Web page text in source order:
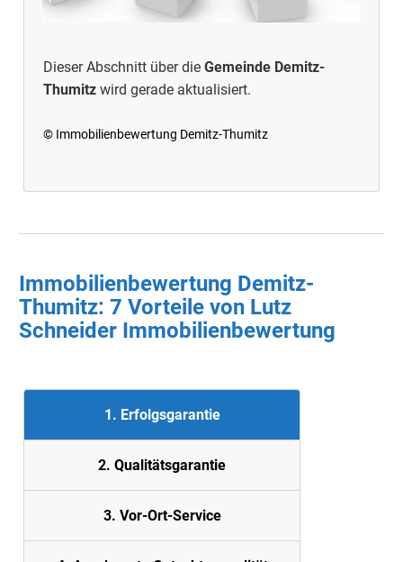
Dieser Abschnitt über die Gemeinde Demitz-
Thumitz wird gerade aktualisiert.
© Immobilienbewertung Demitz-Thumitz
Immobilienbewertung Demitz-
Thumitz: 7 Vorteile von Lutz
Schneider Immobilienbewertung
1. Erfolgsgarantie
2. Qualitätsgarantie
3. Vor-Ort-Service